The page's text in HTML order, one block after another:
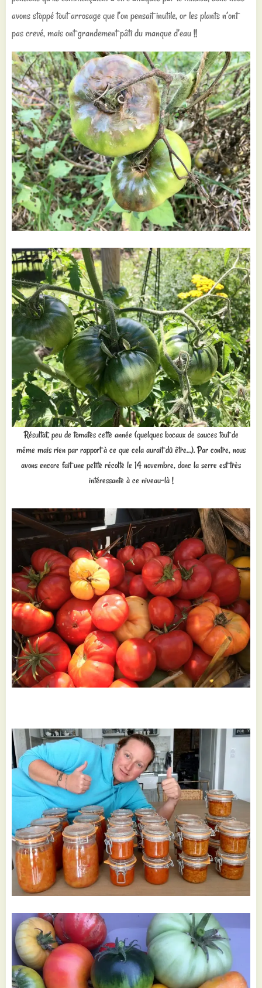
avons stoppé tout arrosage que l’on pensait inutile, or les plants n’ont
pas crevé, mais ont grandement pâti du manque d’eau !!
Résultat, peu de tomates cette année (quelques bocaux de sauces tout de
même mais rien par rapport à ce que cela aurait dû être…). Par contre, nous
avons encore fait une petite récolte le 14 novembre, donc la serre est très
intéressante à ce niveau-là !